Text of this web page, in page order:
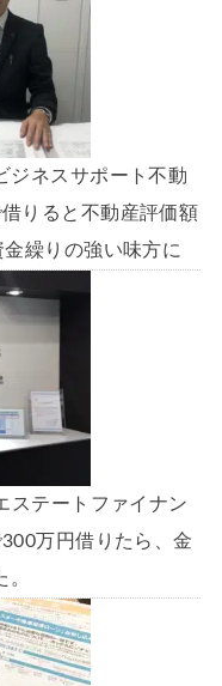
ジネスサポート不動
りると不動産評価額
繰りの強い味方に
ステートファイナン
万円借りたら、金